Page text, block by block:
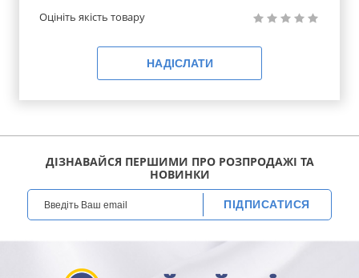
Оцініть якість товару
НАДІСЛАТИ
ДІЗНАВАЙСЯ ПЕРШИМИ ПРО РОЗПРОДАЖІ ТА
НОВИНКИ
ПІДПИСАТИСЯ